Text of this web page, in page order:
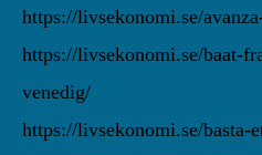
https://livsekonomi.se/
https://livsekonomi.se/baat-
venedig/
https://livsekonomi.se/basta-